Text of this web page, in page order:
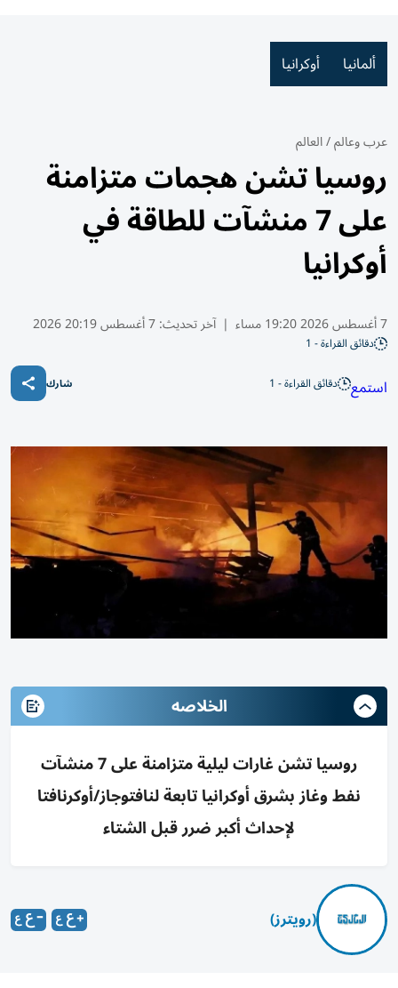
ألمانيا أوكرانيا
عرب وعالم/العالم
روسيا تشن هجمات متزامنة
على 7 منشآت للطاقة في
أوكرانيا
7 أغسطس 2026 19:20 مساء | آخر تحديث:7 أغسطس 20:19 2026
دقائق القراءة - 1
استمع دقائق القراءة - 1 شارك
الخلاصه
روسيا تشن غارات ليلية متزامنة على 7 منشآت
نفط وغاز بشرق أوكرانيا تابعة لنافتوجاز/أوكرنافتا
لإحداث أكبر ضرر قبل الشتاء
(رويترز)